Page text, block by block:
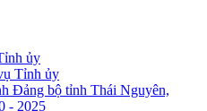
ủy
Tỉnh ủy
Đảng bộ tỉnh Thái Nguyên,
- 2025